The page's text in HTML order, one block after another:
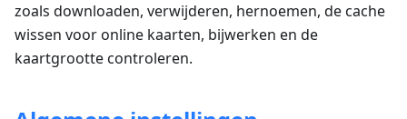
zoals downloaden, verwijderen, hernoemen, de cache
wissen voor online kaarten, bijwerken en de
kaartgrootte controleren.